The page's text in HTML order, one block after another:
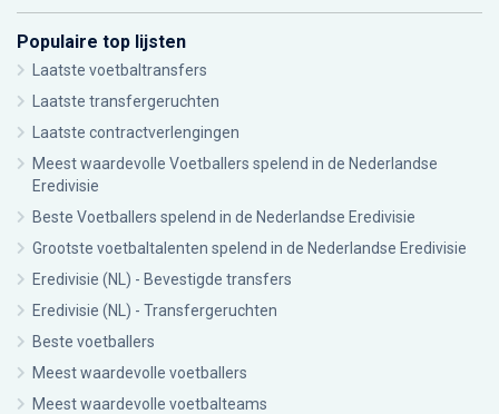
Populaire top lijsten
Laatste voetbaltransfers
Laatste transfergeruchten
Laatste contractverlengingen
Meest waardevolle Voetballers spelend in de Nederlandse
Eredivisie
Beste Voetballers spelend in de Nederlandse Eredivisie
Grootste voetbaltalenten spelend in de Nederlandse Eredivisie
Eredivisie (NL) - Bevestigde transfers
Eredivisie (NL) - Transfergeruchten
Beste voetballers
Meest waardevolle voetballers
Meest waardevolle voetbalteams